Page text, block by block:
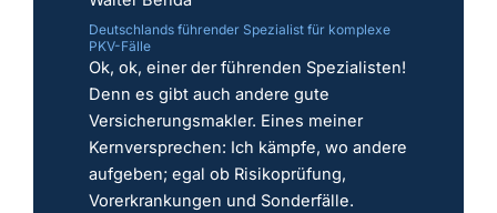
Deutschlands führender Spezialist für komplexe
PKV-Fälle
Ok, ok, einer der führenden Spezialisten!
Denn es gibt auch andere gute
Versicherungsmakler. Eines meiner
Kernversprechen: Ich kämpfe, wo andere
aufgeben; egal ob Risikoprüfung,
Vorerkrankungen und Sonderfälle.